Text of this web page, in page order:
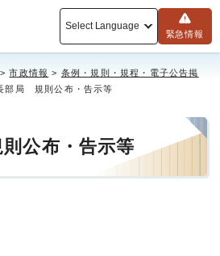
Select Language
緊急情報
>市政情報 > 条例・規則・規程・電子公告掲
部局 規則公布・告示等
公布・告示等